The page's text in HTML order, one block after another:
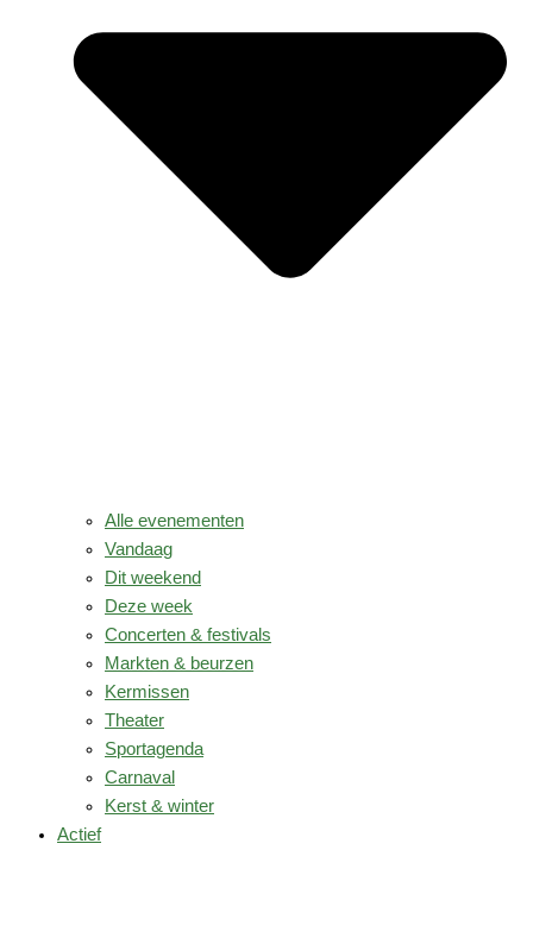
Alle evenementen
Vandaag
Dit weekend
Deze week
Concerten & festivals
Markten & beurzen
Kermissen
Theater
Sportagenda
Carnaval
Kerst & winter
Actief